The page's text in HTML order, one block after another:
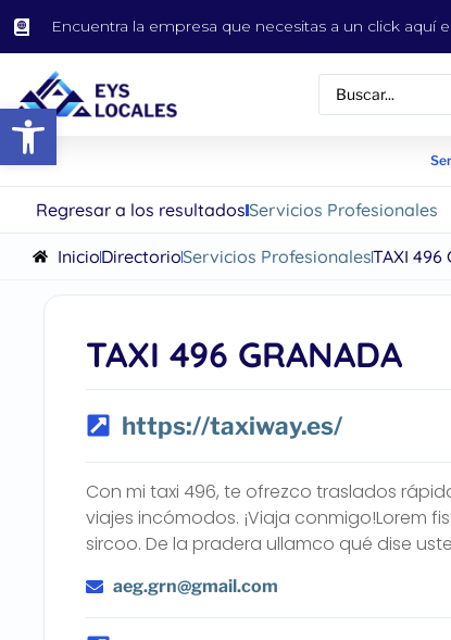
Abrir barra de herramientas
Encuentra la empresa que necesitas a un click aquí
Regresar a los resultadosServicios Profesionales
InicioDirectorioServicios ProfesionalesTAXI 496
TAXI 496 GRANADA
https://taxiway.es/
Con mi taxi 496, te ofrezco traslados
viajes incómodos. ¡Viaja conmigo!Lorem
sircoo. De la pradera ullamco qué dise
aeg.grn@gmail.com